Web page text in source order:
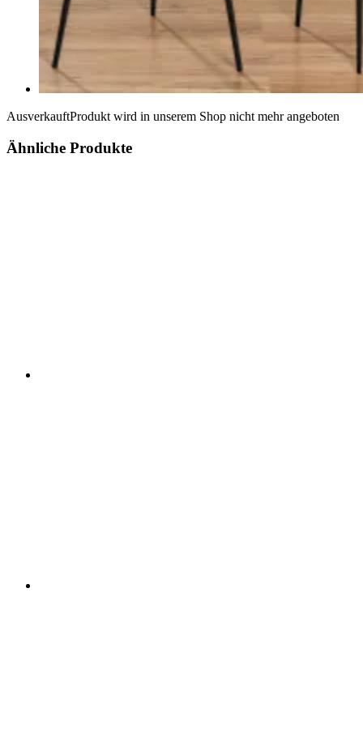
AusverkauftProdukt wird in unserem Shop nicht mehr angeboten
Ähnliche Produkte